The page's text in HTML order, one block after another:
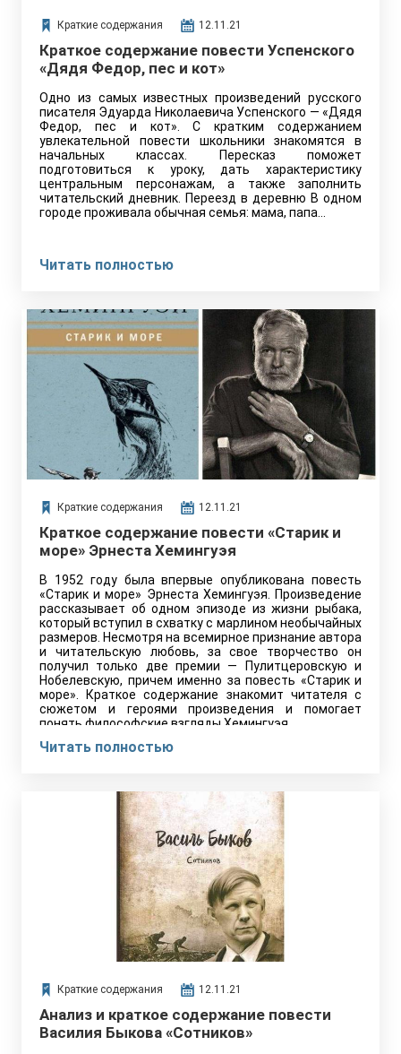
Краткие содержания 12.11.21
Краткое содержание повести Успенского
«Дядя Федор, пес и кот»
Одно из самых известных произведений русского
писателя Эдуарда Николаевича Успенского — «Дядя
Федор, пес и кот». С кратким содержанием
увлекательной повести школьники знакомятся в
начальных классах. Пересказ поможет
подготовиться к уроку, дать характеристику
центральным персонажам, а также заполнить
читательский дневник. Переезд в деревню В одном
городе проживала обычная семья: мама, папа…
Читать полностью
Краткие содержания 12.11.21
Краткое содержание повести «Старик и
море» Эрнеста Хемингуэя
В 1952 году была впервые опубликована повесть
«Старик и море» Эрнеста Хемингуэя. Произведение
рассказывает об одном эпизоде из жизни рыбака,
который вступил в схватку с марлином необычайных
размеров. Несмотря на всемирное признание автора
и читательскую любовь, за свое творчество он
получил только две премии — Пулитцеровскую и
Нобелевскую, причем именно за повесть «Старик и
море». Краткое содержание знакомит читателя с
сюжетом и героями произведения и помогает
понять философские взгляды Хемингуэя,…
Читать полностью
Краткие содержания 12.11.21
Анализ и краткое содержание повести
Василия Быкова «Сотников»